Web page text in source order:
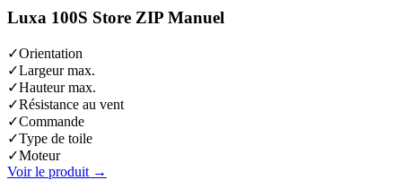
Luxa 100S Store ZIP Manuel
✓Orientation
✓Largeur max.
✓Hauteur max.
✓Résistance au vent
✓Commande
✓Type de toile
✓Moteur
Voir le produit →